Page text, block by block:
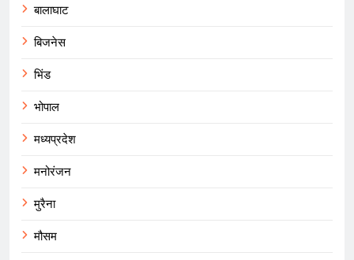
बालाघाट
बिजनेस
भिंड
भोपाल
मध्यप्रदेश
मनोरंजन
मुरैना
मौसम